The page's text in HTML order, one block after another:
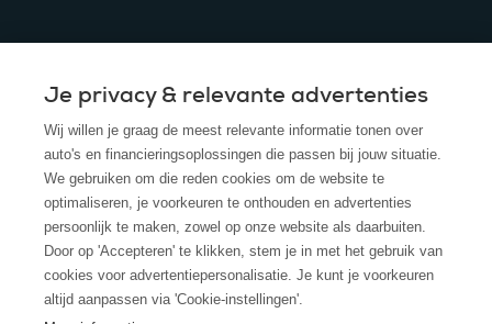
© 2025 - ROS Krediet Service
Algemene Voorwaarden
Disclaimer
Privacy Policy
Cookies
Je privacy & relevante advertenties
Wij willen je graag de meest relevante informatie tonen over
auto's en financieringsoplossingen die passen bij jouw situatie.
We gebruiken om die reden cookies om de website te
optimaliseren, je voorkeuren te onthouden en advertenties
persoonlijk te maken, zowel op onze website als daarbuiten.
Door op 'Accepteren' te klikken, stem je in met het gebruik van
cookies voor advertentiepersonalisatie. Je kunt je voorkeuren
altijd aanpassen via 'Cookie-instellingen'.